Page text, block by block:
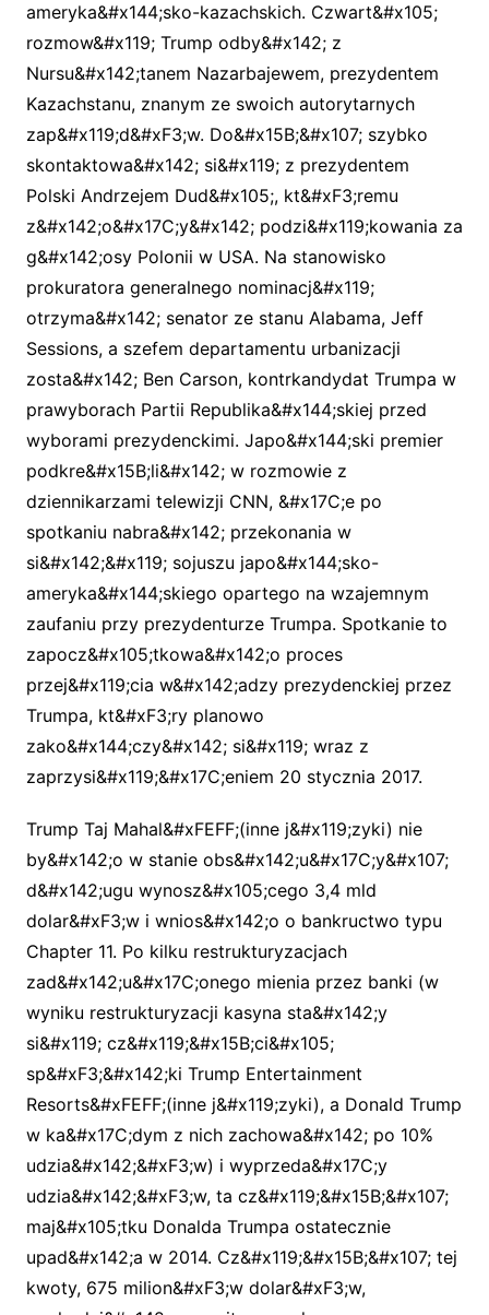
ameryka&#x144;sko-kazachskich. Czwart&#x105;
rozmow&#x119; Trump odby&#x142; z
Nursu&#x142;tanem Nazarbajewem, prezydentem
Kazachstanu, znanym ze swoich autorytarnych
zap&#x119;d&#xF3;w. Do&#x15B;&#x107; szybko
skontaktowa&#x142; si&#x119; z prezydentem
Polski Andrzejem Dud&#x105;, kt&#xF3;remu
z&#x142;o&#x17C;y&#x142; podzi&#x119;kowania za
g&#x142;osy Polonii w USA. Na stanowisko
prokuratora generalnego nominacj&#x119;
otrzyma&#x142; senator ze stanu Alabama, Jeff
Sessions, a szefem departamentu urbanizacji
zosta&#x142; Ben Carson, kontrkandydat Trumpa w
prawyborach Partii Republika&#x144;skiej przed
wyborami prezydenckimi. Japo&#x144;ski premier
podkre&#x15B;li&#x142; w rozmowie z
dziennikarzami telewizji CNN, &#x17C;e po
spotkaniu nabra&#x142; przekonania w
si&#x142;&#x119; sojuszu japo&#x144;sko-
ameryka&#x144;skiego opartego na wzajemnym
zaufaniu przy prezydenturze Trumpa. Spotkanie to
zapocz&#x105;tkowa&#x142;o proces
przej&#x119;cia w&#x142;adzy prezydenckiej przez
Trumpa, kt&#xF3;ry planowo
zako&#x144;czy&#x142; si&#x119; wraz z
zaprzysi&#x119;&#x17C;eniem 20 stycznia 2017.
Trump Taj Mahal&#xFEFF;(inne j&#x119;zyki) nie
by&#x142;o w stanie obs&#x142;u&#x17C;y&#x107;
d&#x142;ugu wynosz&#x105;cego 3,4 mld
dolar&#xF3;w i wnios&#x142;o o bankructwo typu
Chapter 11. Po kilku restrukturyzacjach
zad&#x142;u&#x17C;onego mienia przez banki (w
wyniku restrukturyzacji kasyna sta&#x142;y
si&#x119; cz&#x119;&#x15B;ci&#x105;
sp&#xF3;&#x142;ki Trump Entertainment
Resorts&#xFEFF;(inne j&#x119;zyki), a Donald Trump
w ka&#x17C;dym z nich zachowa&#x142; po 10%
udzia&#x142;&#xF3;w) i wyprzeda&#x17C;y
udzia&#x142;&#xF3;w, ta cz&#x119;&#x15B;&#x107;
maj&#x105;tku Donalda Trumpa ostatecznie
upad&#x142;a w 2014. Cz&#x119;&#x15B;&#x107; tej
kwoty, 675 milion&#xF3;w dolar&#xF3;w,